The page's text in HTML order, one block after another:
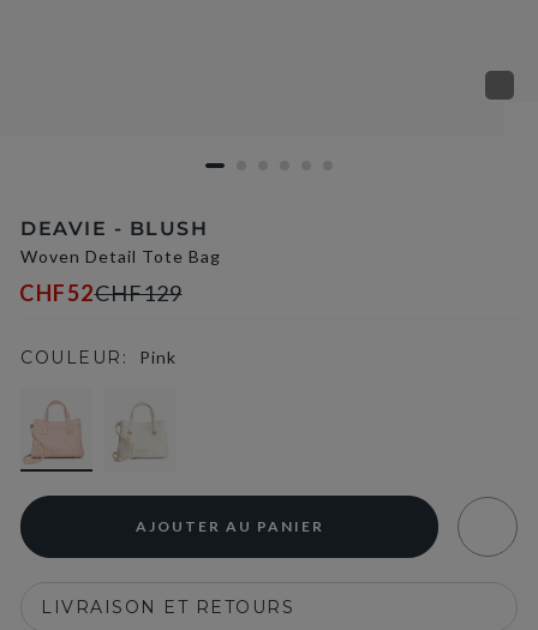
DEAVIE - BLUSH
Woven Detail Tote Bag
CHF52CHF129
COULEUR: Pink
selected
AJOUTER AU PANIER
LIVRAISON ET RETOURS